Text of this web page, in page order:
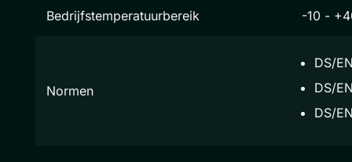
Bedrijfstemperatuurbereik -10 -
Normen
DS/
DS/
DS/